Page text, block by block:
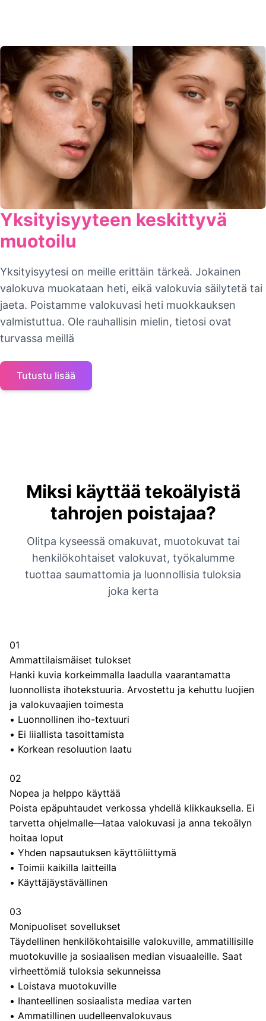
Yksityisyyteen keskittyvä
muotoilu
Yksityisyytesi on meille erittäin tärkeä. Jokainen
valokuva muokataan heti, eikä valokuvia säilytetä tai
jaeta. Poistamme valokuvasi heti muokkauksen
valmistuttua. Ole rauhallisin mielin, tietosi ovat
turvassa meillä
Tutustu lisää
Miksi käyttää tekoälyistä
tahrojen poistajaa?
Olitpa kyseessä omakuvat, muotokuvat tai
henkilökohtaiset valokuvat, työkalumme
tuottaa saumattomia ja luonnollisia tuloksia
joka kerta
01
Ammattilaismäiset tulokset
Hanki kuvia korkeimmalla laadulla vaarantamatta
luonnollista ihotekstuuria. Arvostettu ja kehuttu luojien
ja valokuvaajien toimesta
• Luonnollinen iho-textuuri
• Ei liiallista tasoittamista
• Korkean resoluution laatu
02
Nopea ja helppo käyttää
Poista epäpuhtaudet verkossa yhdellä klikkauksella. Ei
tarvetta ohjelmalle—lataa valokuvasi ja anna tekoälyn
hoitaa loput
• Yhden napsautuksen käyttöliittymä
• Toimii kaikilla laitteilla
• Käyttäjäystävällinen
03
Monipuoliset sovellukset
Täydellinen henkilökohtaisille valokuville, ammatillisille
muotokuville ja sosiaalisen median visuaaleille. Saat
virheettömiä tuloksia sekunneissa
• Loistava muotokuville
• Ihanteellinen sosiaalista mediaa varten
• Ammatillinen uudelleenvalokuvaus